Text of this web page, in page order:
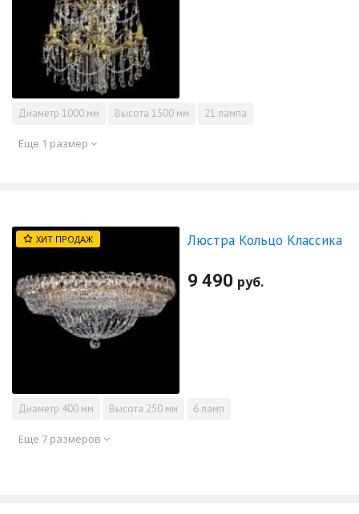
Диаметр 1000 мм Высота 1500 мм 21 лампа
Еще 1 размер
ХИТ ПРОДАЖ Люстра Кольцо Классика
9 490 руб.
Диаметр 400 мм Высота 250 мм 6 ламп
Еще 7 размеров